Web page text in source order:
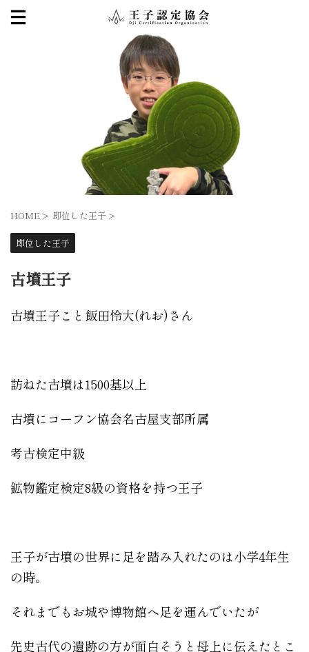
HOME > 即位した王子 >
即位した王子
古墳王子
古墳王子こと飯田怜大(れお)さん
訪ねた古墳は1500基以上
古墳にコーフン協会名古屋支部所属
考古検定中級
鉱物鑑定検定8級の資格を持つ王子
王子が古墳の世界に足を踏み入れたのは小学4年生
の時。
それまでもお城や博物館へ足を運んでいたが
先史古代の遺跡の方が面白そうと母上に伝えたとこ